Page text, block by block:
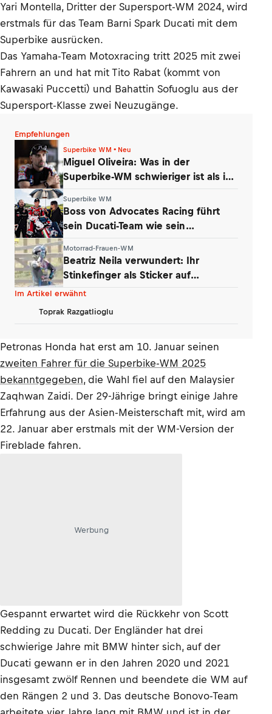
Yari Montella, Dritter der Supersport-WM 2024, wird
erstmals für das Team Barni Spark Ducati mit dem
Superbike ausrücken.
Das Yamaha-Team Motoxracing tritt 2025 mit zwei
Fahrern an und hat mit Tito Rabat (kommt von
Kawasaki Puccetti) und Bahattin Sofuoglu aus der
Supersport-Klasse zwei Neuzugänge.
Empfehlungen
Superbike WM • Neu
Miguel Oliveira: Was in der
Superbike-WM schwieriger ist als in
Superbike WM
Boss von Advocates Racing führt
sein Ducati-Team wie sein
Motorrad-Frauen-WM
Beatriz Neila verwundert: Ihr
Stinkefinger als Sticker auf
WhatsApp & Insta
Im Artikel erwähnt
Toprak Razgatlioglu
Petronas Honda hat erst am 10. Januar seinen
zweiten Fahrer für die Superbike-WM 2025
bekanntgegeben, die Wahl fiel auf den Malaysier
Zaqhwan Zaidi. Der 29-Jährige bringt einige Jahre
Erfahrung aus der Asien-Meisterschaft mit, wird am
22. Januar aber erstmals mit der WM-Version der
Fireblade fahren.
Werbung
Gespannt erwartet wird die Rückkehr von Scott
Redding zu Ducati. Der Engländer hat drei
schwierige Jahre mit BMW hinter sich, auf der
Ducati gewann er in den Jahren 2020 und 2021
insgesamt zwölf Rennen und beendete die WM auf
den Rängen 2 und 3. Das deutsche Bonovo-Team